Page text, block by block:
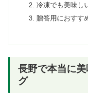
冷凍でも美味し
贈答用におすす
長野で本当に
グ